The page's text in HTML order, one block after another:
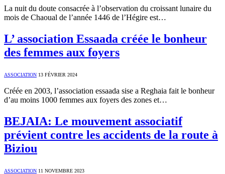
La nuit du doute consacrée à l’observation du croissant lunaire du
mois de Chaoual de l’année 1446 de l’Hégire est…
L’ association Essaada créée le bonheur
des femmes aux foyers
ASSOCIATION 13 FÉVRIER 2024
Créée en 2003, l’association essaada sise a Reghaia fait le bonheur
d’au moins 1000 femmes aux foyers des zones et…
BEJAIA: Le mouvement associatif
prévient contre les accidents de la route à
Biziou
ASSOCIATION 11 NOVEMBRE 2023